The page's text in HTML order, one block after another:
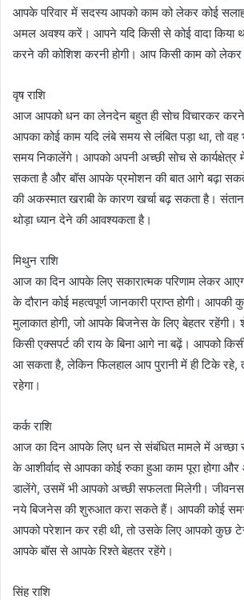
आपके परिवार में सदस्य आपको काम को लेकर कोई
अमल अवश्य करें। आपने यदि किसी से कोई वादा किया
करने की कोशिश करनी होगी। आप किसी काम को
वृष राशि
आज आपको धन का लेनदेन बहुत ही सोच विचारकर
आपका कोई काम यदि लंबे समय से लंबित पड़ा था, तो
समय निकालेंगे। आपको अपनी अच्छी सोच से कार्यक्षेत्र
सकता है और बॉस आपके प्रमोशन की बात आगे बढ़ा
की अकस्मात खराबी के कारण खर्चा बढ़ सकता है।
थोड़ा ध्यान देने की आवश्यकता है।
मिथुन राशि
आज का दिन आपके लिए सकारात्मक परिणाम लेकर
के दौरान कोई महत्वपूर्ण जानकारी प्राप्त होगी।
मुलाकात होगी, जो आपके बिजनेस के लिए बेहतर रहेंगी।
किसी एक्सपर्ट की राय के बिना आगे ना बढ़ें। आपको
आ सकता है, लेकिन फिलहाल आप पुरानी में ही टिके रहे,
रहेगा।
कर्क राशि
आज का दिन आपके लिए धन से संबंधित मामले में अच्छा
के आशीर्वाद से आपका कोई रुका हुआ काम पूरा होगा
डालेंगे, उसमें भी आपको अच्छी सफलता मिलेगी।
नये बिजनेस की शुरुआत करा सकते हैं। आपकी कोई
आपको परेशान कर रही थी, तो उसके लिए आपको कुछ
आपके बॉस से आपके रिश्ते बेहतर रहेंगे।
सिंह राशि